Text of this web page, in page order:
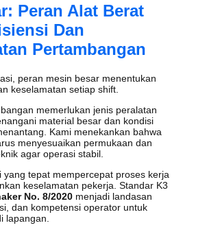
Peran Alat Berat
Dan
Pertambangan
peran mesin besar menentukan
keselamatan setiap shift.
memerlukan jenis peralatan
material besar dan kondisi
Kami menekankan bahwa
menyesuaikan permukaan dan
agar operasi stabil.
yang tepat mempercepat proses kerja
keselamatan pekerja. Standar K3
No. 8/2020menjadi landasan
dan kompetensi operator untuk
lapangan.